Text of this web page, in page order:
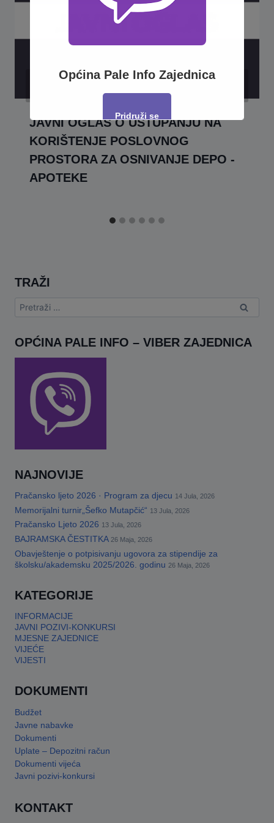
JAVNI OGLAS O USTUPANJU NA
KORIŠTENJE POSLOVNOG
PROSTORA ZA OSNIVANJE DEPO -
APOTEKE
TRAŽI
Pretraga:
OPĆINA PALE INFO – VIBER ZAJEDNICA
NAJNOVIJE
Pračansko ljeto 2026 · Program za djecu 14 Jula, 2026
Memorijalni turnir„Šefko Mutapčić“ 13 Jula, 2026
Pračansko Ljeto 2026 13 Jula, 2026
BAJRAMSKA ČESTITKA 26 Maja, 2026
Obavještenje o potpisivanju ugovora za stipendije za
školsku/akademsku 2025/2026. godinu 26 Maja, 2026
KATEGORIJE
INFORMACIJE
JAVNI POZIVI-KONKURSI
MJESNE ZAJEDNICE
VIJEĆE
VIJESTI
DOKUMENTI
Budžet
Javne nabavke
Dokumenti
Uplate – Depozitni račun
Dokumenti vijeća
Javni pozivi-konkursi
KONTAKT
Općina Pale Info Zajednica
Pridruži se
This will close in16seconds